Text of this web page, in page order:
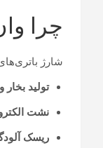
چرا
شارژ
تولید بخار
نشت
ریسک